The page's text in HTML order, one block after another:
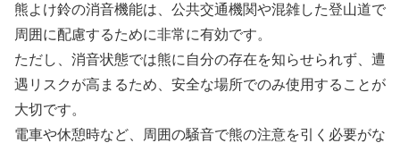
熊よけ鈴の消音機能は、公共交通機関や混雑した登山道で
周囲に配慮するために非常に有効です。
ただし、消音状態では熊に自分の存在を知らせられず、遭
遇リスクが高まるため、安全な場所でのみ使用することが
大切です。
電車や休憩時など、周囲の騒音で熊の注意を引く必要がな